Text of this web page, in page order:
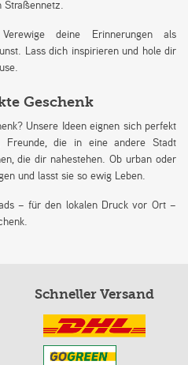
deine Erinnerungen als
Lass dich inspirieren und hole dir
Geschenk
Unsere Ideen eignen sich perfekt
Freunde, die in eine andere Stadt
die dir nahestehen. Ob urban oder
und lasst sie so ewig Leben.
– für den lokalen Druck vor Ort –
Schneller Versand